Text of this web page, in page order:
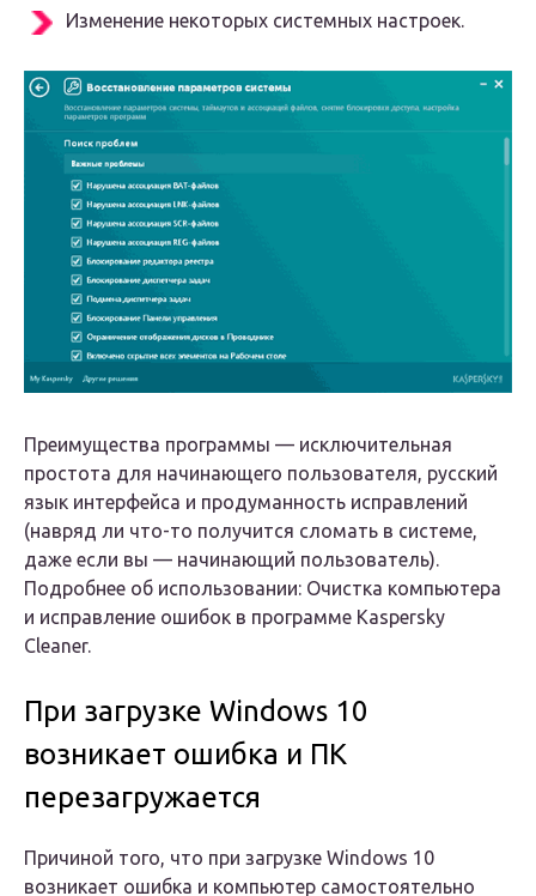
Изменение некоторых системных настроек.
Преимущества программы — исключительная
простота для начинающего пользователя, русский
язык интерфейса и продуманность исправлений
(навряд ли что-то получится сломать в системе,
даже если вы — начинающий пользователь).
Подробнее об использовании: Очистка компьютера
и исправление ошибок в программе Kaspersky
Cleaner.
При загрузке Windows 10
возникает ошибка и ПК
перезагружается
Причиной того, что при загрузке Windows 10
возникает ошибка и компьютер самостоятельно